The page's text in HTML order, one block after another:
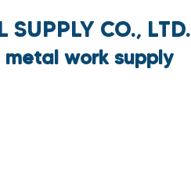
SUPPLY CO., LTD.
metal work supply